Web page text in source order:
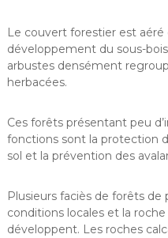
Le couvert forestier est
développement du sous-
arbustes densément
herbacées.
Ces forêts présentant peu
fonctions sont la protection
sol et la prévention des
Plusieurs faciès de forêts
conditions locales et la
développent. Les roches